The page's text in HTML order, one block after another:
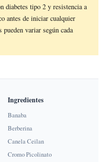
diabetes tipo 2 y resistencia a
antes de iniciar cualquier
variar según cada
Ingredientes
Banaba
Berberina
Canela Ceilan
Cromo Picolinato